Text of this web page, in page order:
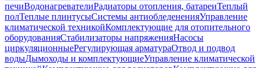
печиВодонагревателиРадиаторы отопления, батареиТеплый
полТеплые плинтусыСистемы антиобледененияУправление
климатической техникойКомплектующие для отопительного
оборудованияСтабилизаторы напряженияНасосы
циркуляционныеРегулирующая арматураОтвод и подвод
водыДымоходы и комплектующиеУправление климатической